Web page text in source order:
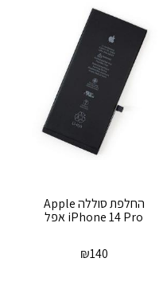
‏החלפת סוללה Apple
iPhone 14 Pro אפל
₪140